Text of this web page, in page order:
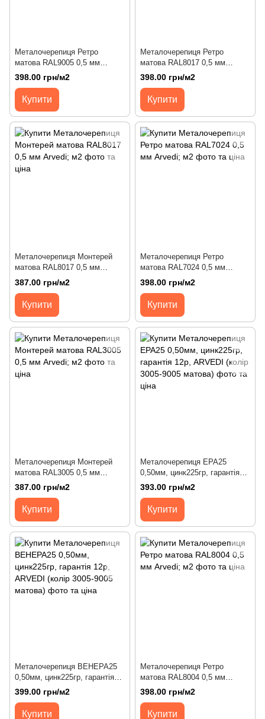
Металочерепиця Ретро
матова RAL9005 0,5 мм
Arvedi; м2
398.00 грн/м2
Купити
Металочерепиця Ретро
матова RAL8017 0,5 мм
Arvedi; м2
398.00 грн/м2
Купити
Металочерепиця Монтерей
матова RAL8017 0,5 мм
Arvedi; м2
387.00 грн/м2
Купити
Металочерепиця Ретро
матова RAL7024 0,5 мм
Arvedi; м2
398.00 грн/м2
Купити
Металочерепиця Монтерей
матова RAL3005 0,5 мм
Arvedi; м2
387.00 грн/м2
Купити
Металочерепиця ЕРА25
0,50мм, цинк225гр, гарантія
12р, ARVEDI (колір 3005-9005
393.00 грн/м2
Купити
Металочерепиця ВЕНЕРА25
0,50мм, цинк225гр, гарантія
12р, ARVEDI (колір 3005-9005
399.00 грн/м2
Купити
Металочерепиця Ретро
матова RAL8004 0,5 мм
Arvedi; м2
398.00 грн/м2
Купити